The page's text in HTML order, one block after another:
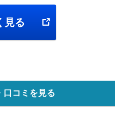
見る
口コミを見る